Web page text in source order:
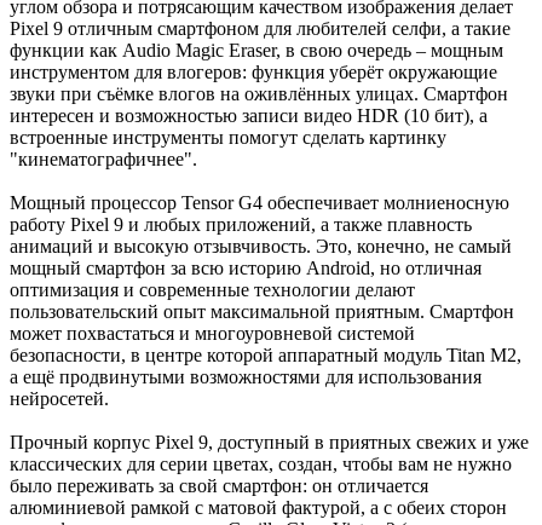
углом обзора и потрясающим качеством изображения делает
Pixel 9 отличным смартфоном для любителей селфи, а такие
функции как Audio Magic Eraser, в свою очередь – мощным
инструментом для влогеров: функция уберёт окружающие
звуки при съёмке влогов на оживлённых улицах. Смартфон
интересен и возможностью записи видео HDR (10 бит), а
встроенные инструменты помогут сделать картинку
"кинематографичнее".
Мощный процессор Tensor G4 обеспечивает молниеносную
работу Pixel 9 и любых приложений, а также плавность
анимаций и высокую отзывчивость. Это, конечно, не самый
мощный смартфон за всю историю Android, но отличная
оптимизация и современные технологии делают
пользовательский опыт максимальной приятным. Смартфон
может похвастаться и многоуровневой системой
безопасности, в центре которой аппаратный модуль Titan M2,
а ещё продвинутыми возможностями для использования
нейросетей.
Прочный корпус Pixel 9, доступный в приятных свежих и уже
классических для серии цветах, создан, чтобы вам не нужно
было переживать за свой смартфон: он отличается
алюминиевой рамкой с матовой фактурой, а с обеих сторон